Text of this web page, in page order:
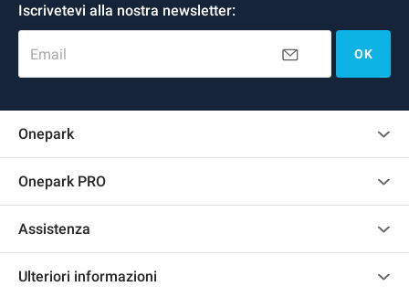
Iscrivetevi alla nostra newsletter:
Email OK
Onepark
Onepark PRO
Accedi all'area partner
Assistenza
Ulteriori informazioni